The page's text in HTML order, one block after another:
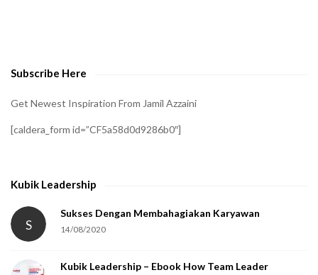
Subscribe Here
Get Newest Inspiration From Jamil Azzaini
[caldera_form id=”CF5a58d0d9286b0″]
Kubik Leadership
S
Sukses Dengan Membahagiakan Karyawan
14/08/2020
Kubik Leadership – Ebook How Team Leader